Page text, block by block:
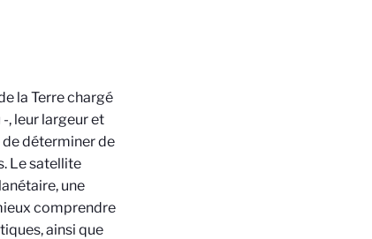
la Terre chargé
, leur largeur et
déterminer de
Le satellite
une
comprendre
ainsi que